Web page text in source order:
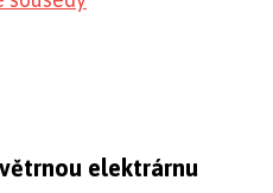
elektrárnu